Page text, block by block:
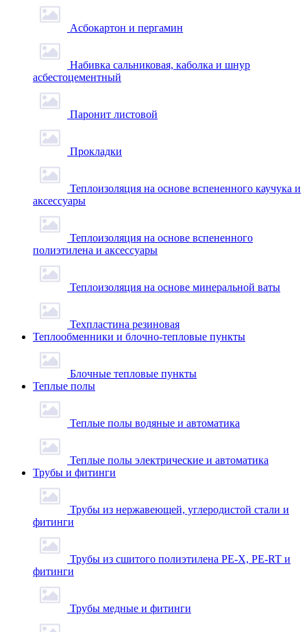
Асбокартон и пергамин
Набивка сальниковая, каболка и шнур
асбестоцементный
Паронит листовой
Прокладки
Теплоизоляция на основе вспененного каучука и
аксессуары
Теплоизоляция на основе вспененного
полиэтилена и аксессуары
Теплоизоляция на основе минеральной ваты
Техпластина резиновая
Теплообменники и блочно-тепловые пункты
Блочные тепловые пункты
Теплые полы
Теплые полы водяные и автоматика
Теплые полы электрические и автоматика
Трубы и фитинги
Трубы из нержавеющей, углеродистой стали и
фитинги
Трубы из сшитого полиэтилена PE-X, PE-RT и
фитинги
Трубы медные и фитинги